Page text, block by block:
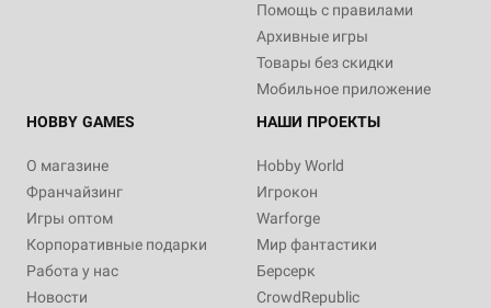
Помощь с правилами
Архивные игры
Товары без скидки
Мобильное приложение
HOBBY GAMES
О магазине
Франчайзинг
Игры оптом
Корпоративные подарки
Работа у нас
Новости
НАШИ ПРОЕКТЫ
Hobby World
Игрокон
Warforge
Мир фантастики
Берсерк
CrowdRepublic